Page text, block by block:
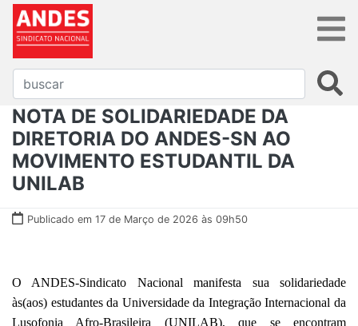
NOTA DE SOLIDARIEDADE DA
DIRETORIA DO ANDES-SN AO
MOVIMENTO ESTUDANTIL DA
UNILAB
Publicado em 17 de Março de 2026 às 09h50
O ANDES-Sindicato Nacional manifesta sua solidariedade
às(aos) estudantes da Universidade da Integração Internacional da
Lusofonia Afro-Brasileira (UNILAB), que se encontram